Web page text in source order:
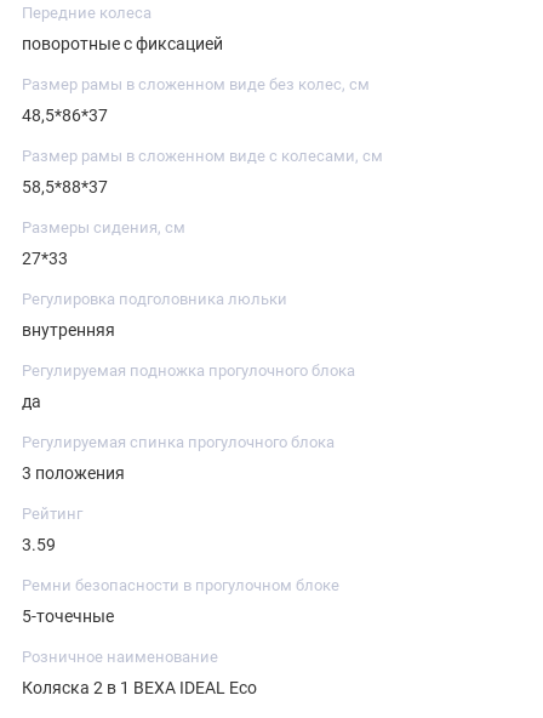
Передние колеса
поворотные с фиксацией
Размер рамы в сложенном виде без колес, см
48,5*86*37
Размер рамы в сложенном виде с колесами, см
58,5*88*37
Размеры сидения, см
27*33
Регулировка подголовника люльки
внутренняя
Регулируемая подножка прогулочного блока
да
Регулируемая спинка прогулочного блока
3 положения
Рейтинг
3.59
Ремни безопасности в прогулочном блоке
5-точечные
Розничное наименование
Коляска 2 в 1 BEXA IDEAL Eco